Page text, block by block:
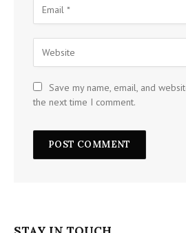
Save my name, email, and
the next time I comment.